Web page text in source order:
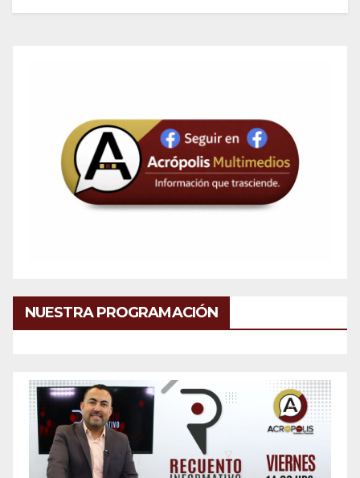
NUESTRA PROGRAMACIÓN